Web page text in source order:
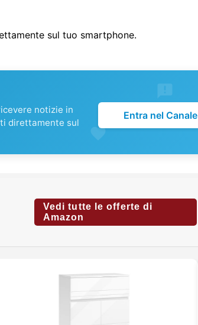
sul tuo smartphone.
notizie in
direttamente sul
Entra nel Canale